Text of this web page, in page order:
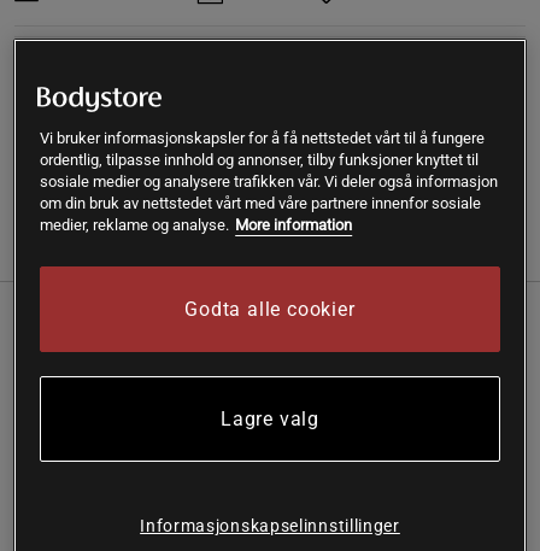
Elegant yogamatte med metallicdesign, 6 mm tykk for
Les mer
Metallicdesign for stil og komfort
Teksturert overflate for ekstra grep og sklisikkerhet
Effektiv støtdemping som reduserer belastning på
Vi bruker informasjonskapsler for å få nettstedet vårt til å fungere
ordentlig, tilpasse innhold og annonser, tilby funksjoner knyttet til
sosiale medier og analysere trafikken vår. Vi deler også informasjon
om din bruk av nettstedet vårt med våre partnere innenfor sosiale
medier, reklame og analyse. More information
Godta alle cookier
Lagre valg
Informasjonskapselinnstillinger